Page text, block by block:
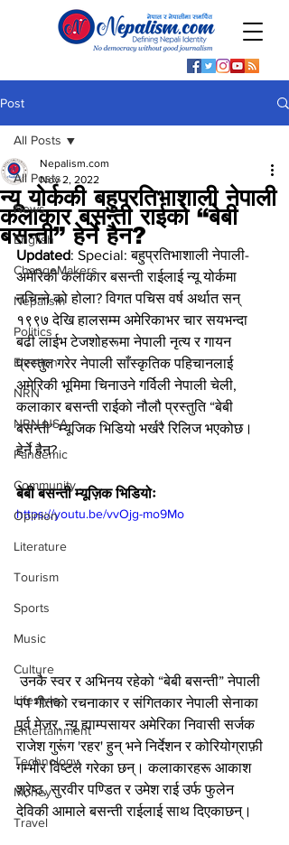
Post
All Posts
News
English
ChangeMakers
Nepalism
Politics
Election
NRN
NRN USA
Pandemic
Community
Opinion
Literature
Tourism
Sports
Music
Culture
Lifestyle
Entertainment
Technology
Money
Travel
All Posts
न्यू योर्ककी बहुप्रतिभाशाली नेपाली
कलाकार बसन्ती राईको “बेबी
बसन्ती” हेर्ने हैन?
Nepalism.com
Nov 2, 2022
Updated: Special: बहुप्रतिभाशाली नेपाली-
अमेरिकी कलाकार बसन्ती राईलाई न्यू योर्कमा
नचिन्ने को होला? विगत पचिस वर्ष अर्थात सन्
१९९७ देखि हालसम्म अमेरिकाभर चार सयभन्दा
बढी लाईभ टेजशोहरूमा नेपाली नृत्य र गायन
प्रस्तुत गरेर नेपाली साँस्कृतिक पहिचानलाई
अमेरिकी भूमिमा चिनाउने गर्विली नेपाली चेली,
कलाकार बसन्ती राईको नौलौ प्रस्तुति “बेबी
बसन्ती” म्यूजिक भिडियो भर्खरै रिलिज भएकोछ।
हेर्ने हैन?
बेबी बसन्ती म्यूज़िक भिडियोः
https://youtu.be/vvOjg-mo9Mo
उनकै स्वर र अभिनय रहेको “बेबी बसन्ती” नेपाली
पप गीतको रचनाकार र संगितकार नेपाली सेनाका
पूर्व मेजर, न्यू ह्याम्पसायर अमेरिका निवासी सर्जक
राजेश गुरूंग 'रहर' हुन् भने निर्देशन र कोरियोग्राफ़ी
गम्भीर विष्टले गरेका छन्। कलाकारहरू आकाश
श्रेष्ठ, सुरवीर पण्डित र उमेश राई उर्फ फुलेन
देविकी आमाले बसन्ती राईलाई साथ दिएकाछन्।